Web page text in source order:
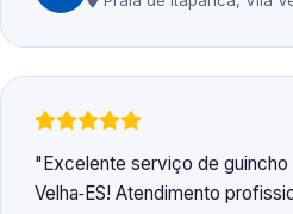
Excelente serviço de guincho
Velha‑ES! Atendimento